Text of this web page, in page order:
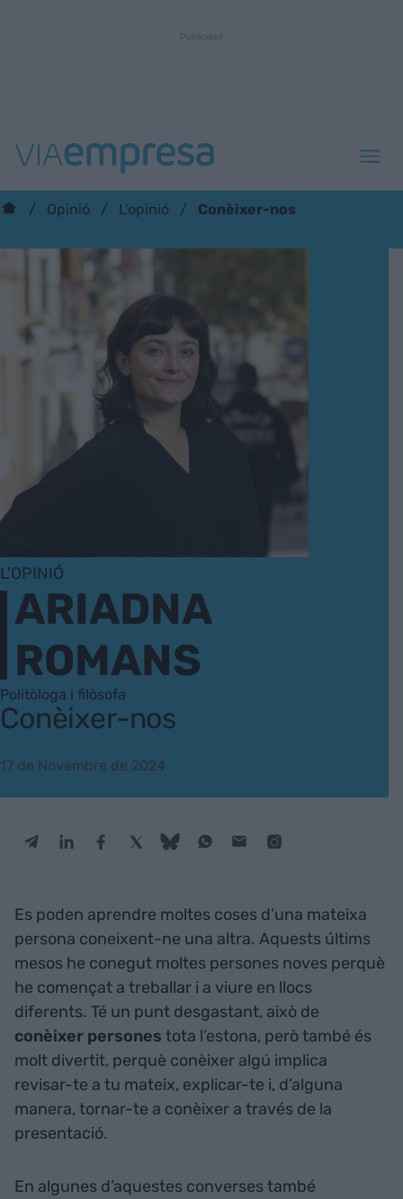
Opinió L'opinió Conèixer-nos
L'OPINIÓ
ARIADNA
ROMANS
Politòloga i filòsofa
Conèixer-nos
17 de Novembre de 2024
Es poden aprendre moltes coses d’una mateixa
persona coneixent-ne una altra. Aquests últims
mesos he conegut moltes persones noves perquè
he començat a treballar i a viure en llocs
diferents. Té un punt desgastant, això de
conèixer persones tota l’estona, però també és
molt divertit, perquè conèixer algú implica
revisar-te a tu mateix, explicar-te i, d’alguna
manera, tornar-te a conèixer a través de la
presentació.
En algunes d’aquestes converses també